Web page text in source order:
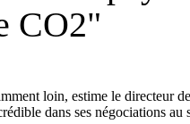
CO2"
loin, estime le directeur
dans ses négociations au